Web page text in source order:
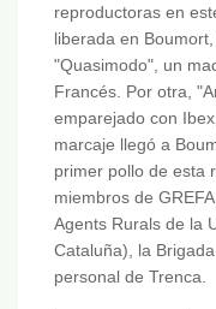
reproductoras en
liberada en
"Quasimodo", un
Francés. Por otra,
emparejado con
marcaje llegó a
primer pollo de esta
miembros de
Agents Rurals de la
Cataluña), la
personal de Trenca.